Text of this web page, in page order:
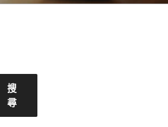
搜
尋